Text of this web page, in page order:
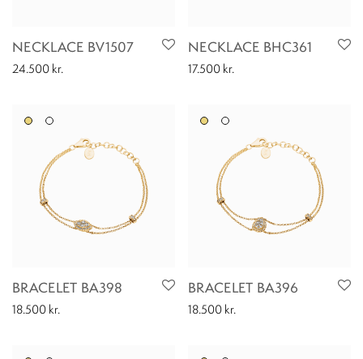
NECKLACE BV1507
24.500 kr.
NECKLACE BHC361
17.500 kr.
BRACELET BA398
18.500 kr.
BRACELET BA396
18.500 kr.